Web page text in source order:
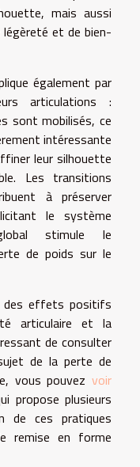
mais aussi
légèreté et de bien-
également par
articulations :
sont mobilisés, ce
intéressante
leur silhouette
Les transitions
à préserver
le système
stimule le
de poids sur le
des effets positifs
articulaire et la
de consulter
de la perte de
vous pouvez voir
propose plusieurs
de ces pratiques
remise en forme